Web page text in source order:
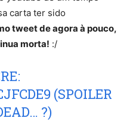
carta ter sido
tweet de agora à pouco,
morta! :/
(SPOILER
?)